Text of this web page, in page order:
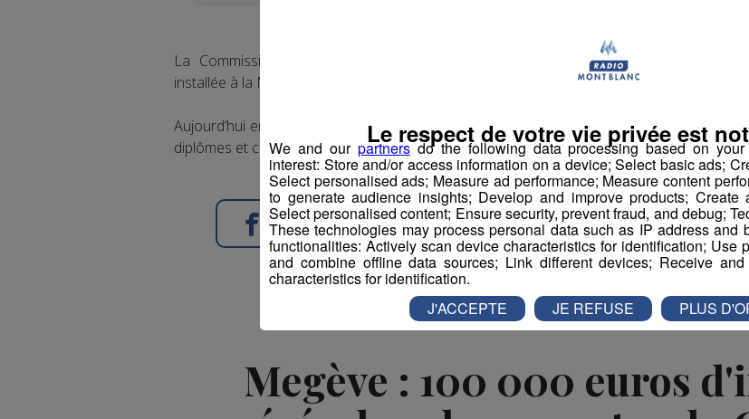
La Commission égalité femmes/hommes et lutte contre les discriminations a été
installée à la Mairie de La Roche le 13 juillet 2020.
Aujourd’hui encore, au niveau européen, les femmes gagnent 18% de moins à poste et
diplômes et compétences égales.
Partager sur Facebook Partager sur Twitter
Megève : 100 000 euros
We and our partnersdo the following data processing based on your
interest: Store and/or access information on a device; Select basic ads;
Select personalised ads; Measure ad performance; Measure content
to generate audience insights; Develop and improve products; Create
Select personalised content; Ensure security, prevent fraud, and debug;
These technologies may process personal data such as IP address and
functionalities: Actively scan device characteristics for identification; Use
and combine offline data sources; Link different devices; Receive
characteristics for identification.
Le respect de votre vie privée est
J'ACCEPTE JE REFUSE PLUS